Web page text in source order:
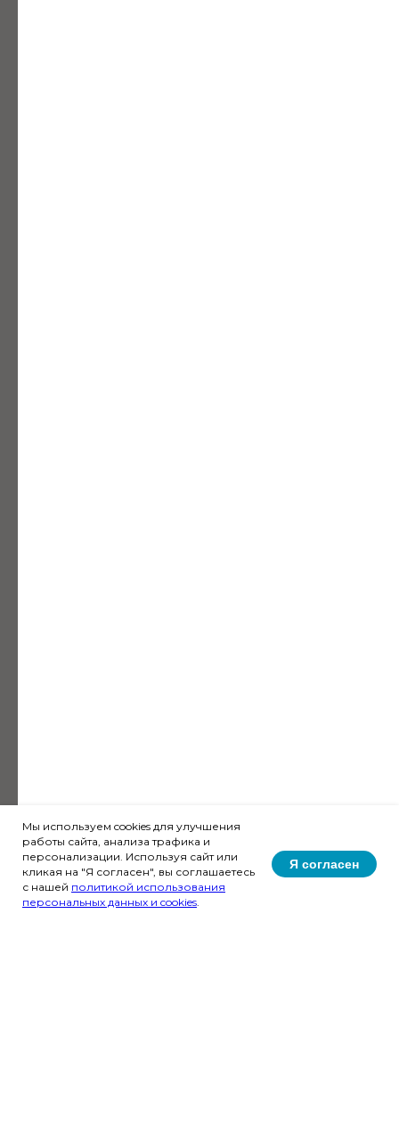
Мы используем cookies для улучшения
работы сайта, анализа трафика и
персонализации. Используя сайт или
кликая на "Я согласен", вы соглашаетесь
с нашей политикой использования
персональных данных и cookies.
Я согласен